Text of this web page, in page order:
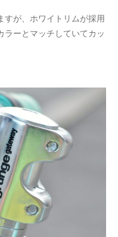
すが、ホワイトリムが採用
ラーとマッチしていてカッ